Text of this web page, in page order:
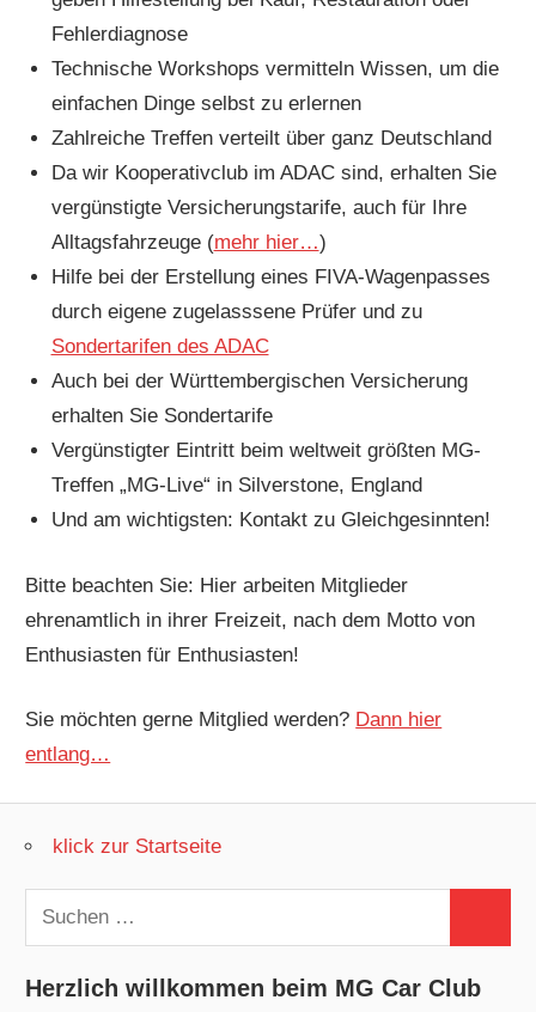
Fehlerdiagnose
Technische Workshops vermitteln Wissen, um die
einfachen Dinge selbst zu erlernen
Zahlreiche Treffen verteilt über ganz Deutschland
Da wir Kooperativclub im ADAC sind, erhalten Sie
vergünstigte Versicherungstarife, auch für Ihre
Alltagsfahrzeuge (mehr hier…)
Hilfe bei der Erstellung eines FIVA-Wagenpasses
durch eigene zugelasssene Prüfer und zu
Sondertarifen des ADAC
Auch bei der Württembergischen Versicherung
erhalten Sie Sondertarife
Vergünstigter Eintritt beim weltweit größten MG-
Treffen „MG-Live“ in Silverstone, England
Und am wichtigsten: Kontakt zu Gleichgesinnten!
Bitte beachten Sie: Hier arbeiten Mitglieder
ehrenamtlich in ihrer Freizeit, nach dem Motto von
Enthusiasten für Enthusiasten!
Sie möchten gerne Mitglied werden? Dann hier
entlang…
klick zur Startseite
Suchen
nach:
Herzlich willkommen beim MG Car Club